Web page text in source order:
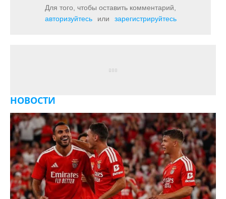
Для того, чтобы оставить комментарий,
авторизуйтесь
или зарегистрируйтесь
НОВОСТИ